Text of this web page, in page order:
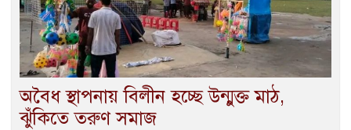
অবৈধ স্থাপনায় বিলীন হচ্ছে উন্মুক্ত মাঠ,
ঝুঁকিতে তরুণ সমাজ